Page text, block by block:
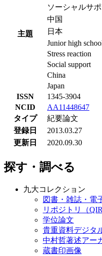
主題
ソーシャルサポ
中国
日本
Junior high
Stress reaction
Social support
China
Japan
ISSN
1345-3904
NCID
AA11448647
タイプ
紀要論文
登録日
2013.03.27
更新日
2020.09.30
探す・調べる
九大コレクション
図書・雑誌・電
リポジトリ（QIR
学位論文
貴重資料デジタ
中村哲著述アー
蔵書印画像